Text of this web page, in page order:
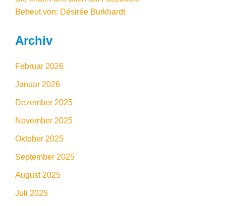
Betreut von: Désirée Burkhardt
Archiv
Februar 2026
Januar 2026
Dezember 2025
November 2025
Oktober 2025
September 2025
August 2025
Juli 2025